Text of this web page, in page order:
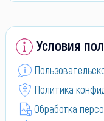
Условия
Политика
Обработка